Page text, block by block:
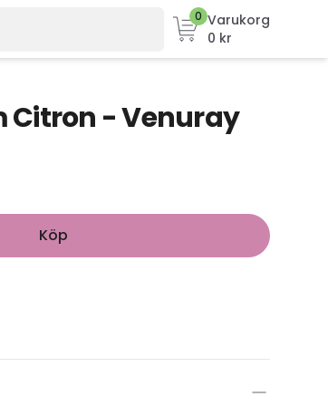
0 Varukorg
0 kr
Citron - Venuray
Köp